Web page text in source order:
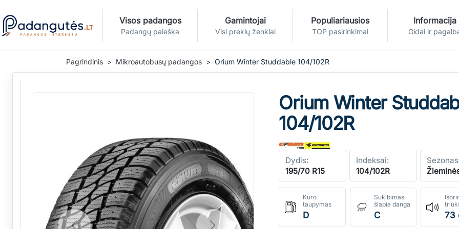
Visos padangos
Padangų paieška
Gamintojai
Visi prekių ženklai
Populiariausios
TOP pasirinkimai
Informacija
Gidai ir
Pagrindinis Mikroautobusų padangos Orium Winter Studdable 104/102R
Orium Winter
104/102R
Dydis:
195/70 R15
Indeksai:
104/102R
Kuro
taupymas
D
Sukibimas
šlapia danga
C
73